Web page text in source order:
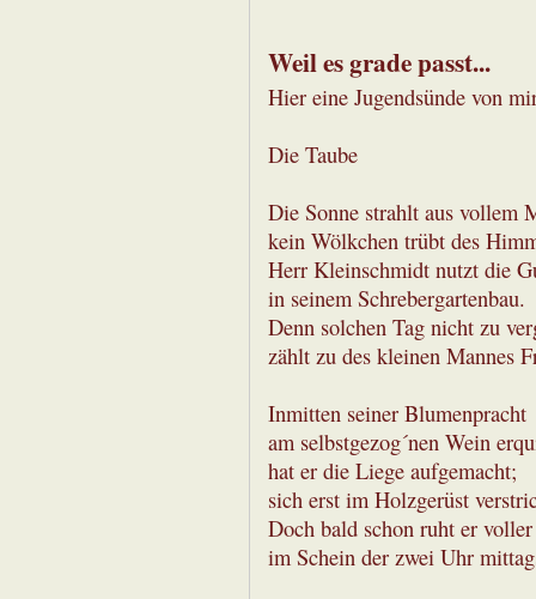
Weil es grade passt...
Hier eine Jugendsünde von
Die Taube
Die Sonne strahlt aus vollem
kein Wölkchen trübt des
Herr Kleinschmidt nutzt die
in seinem Schrebergartenbau.
Denn solchen Tag nicht zu
zählt zu des kleinen Mannes
Inmitten seiner Blumenpracht
am selbstgezog´nen Wein
hat er die Liege aufgemacht;
sich erst im Holzgerüst
Doch bald schon ruht er
im Schein der zwei Uhr